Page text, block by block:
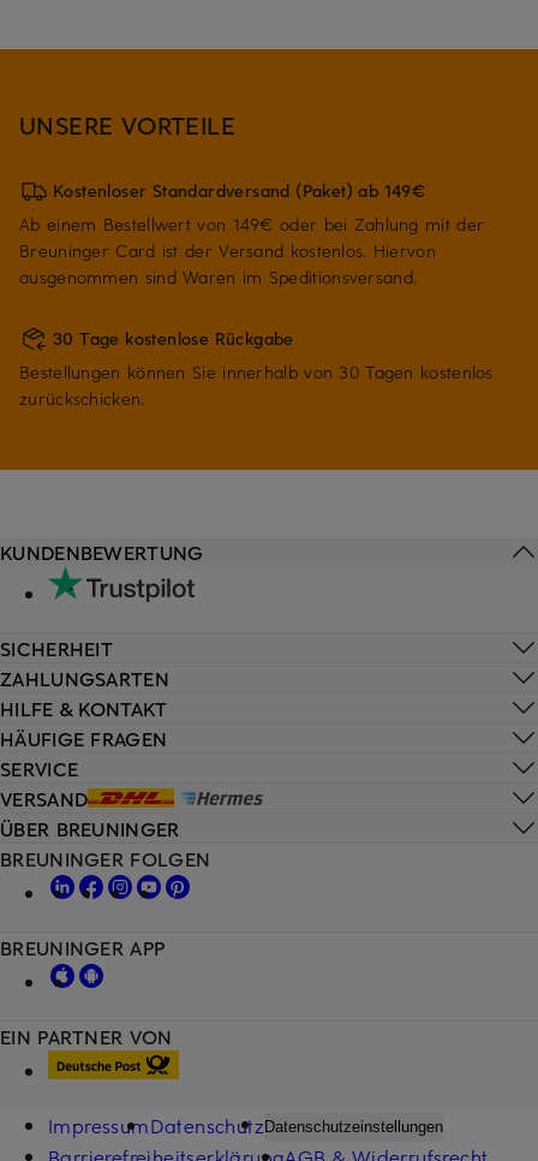
UNSERE VORTEILE
Kostenloser Standardversand (Paket) ab 149€
Ab einem Bestellwert von 149€ oder bei Zahlung mit der
Breuninger Card ist der Versand kostenlos. Hiervon
ausgenommen sind Waren im Speditionsversand.
30 Tage kostenlose Rückgabe
Bestellungen können Sie innerhalb von 30 Tagen kostenlos
zurückschicken.
HILFE & KONTAKT
HÄUFIGE FRAGEN
SERVICE
VERSAND
KUNDENBEWERTUNG
SICHERHEIT
ZAHLUNGSARTEN
ÜBER BREUNINGER
EIN PARTNER VON
BREUNINGER FOLGEN
BREUNINGER APP
ImpressumDatenschutzDatenschutzeinstellungen